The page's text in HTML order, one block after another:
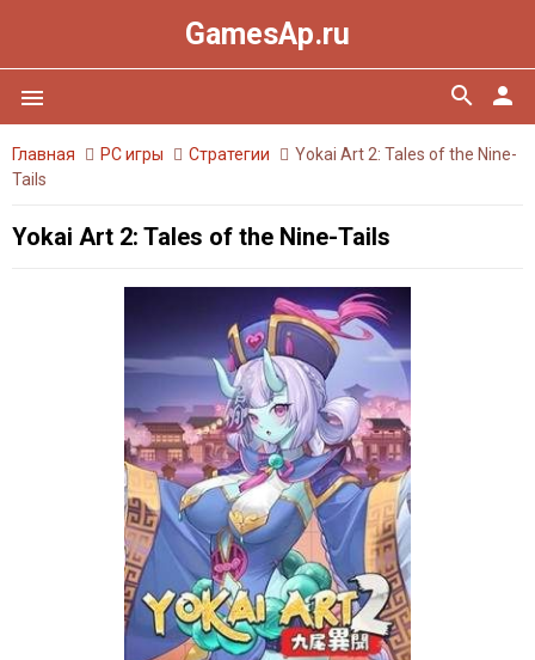
GamesAp.ru
menu person
search
Главная PC игры Стратегии
Yokai Art 2: Tales of the Nine-
Tails
Yokai Art 2: Tales of the Nine-Tails